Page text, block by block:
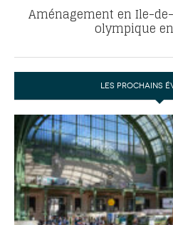
Aménagement en Ile-
olympique
LES PROCHAINS